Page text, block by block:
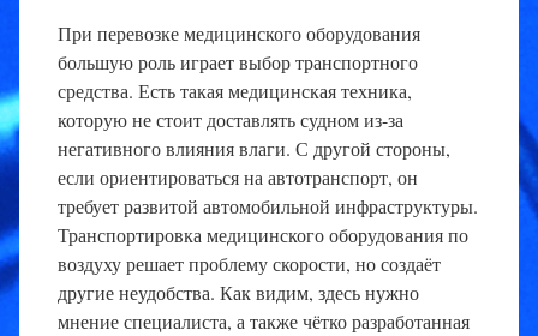
При перевозке медицинского оборудования
большую роль играет выбор транспортного
средства. Есть такая медицинская техника,
которую не стоит доставлять судном из-за
негативного влияния влаги. С другой стороны,
если ориентироваться на автотранспорт, он
требует развитой автомобильной инфраструктуры.
Транспортировка медицинского оборудования по
воздуху решает проблему скорости, но создаёт
другие неудобства. Как видим, здесь нужно
мнение специалиста, а также чётко разработанная